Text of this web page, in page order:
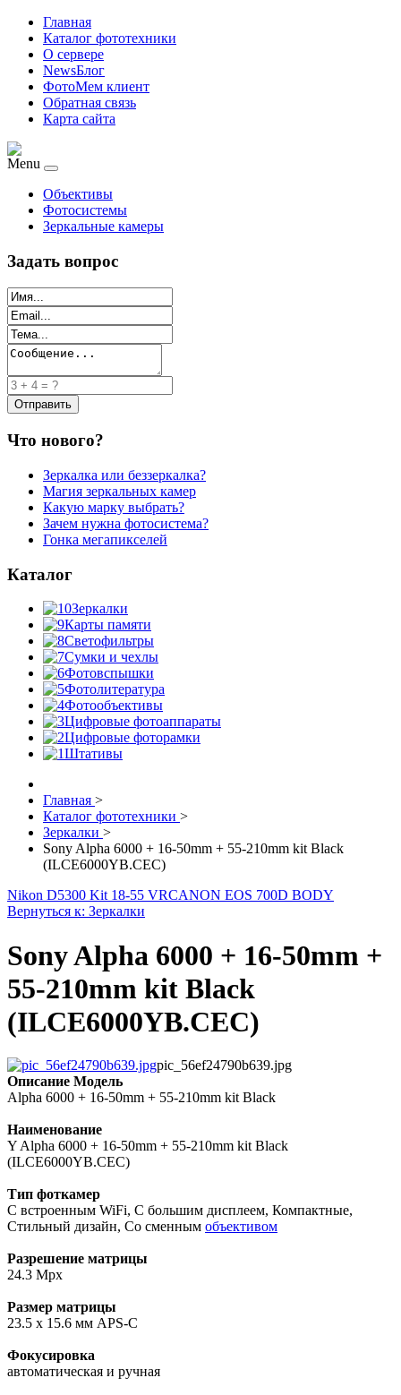
Главная
Каталог фототехники
О сервере
NewsБлог
ФотоМем клиент
Обратная связь
Карта сайта
Menu
Объективы
Фотосистемы
Зеркальные камеры
Задать вопрос
Что нового?
Зеркалка или беззеркалка?
Магия зеркальных камер
Какую марку выбрать?
Зачем нужна фотосистема?
Гонка мегапикселей
Каталог
Зеркалки
Карты памяти
Светофильтры
Сумки и чехлы
Фотовспышки
Фотолитература
Фотообъективы
Цифровые фотоаппараты
Цифровые фоторамки
Штативы
Главная >
Каталог фототехники >
Зеркалки >
Sony Alpha 6000 + 16-50mm + 55-210mm kit Black
(ILCE6000YB.CEC)
Nikon D5300 Kit 18-55 VRCANON EOS 700D BODY
Вернуться к: Зеркалки
Sony Alpha 6000 + 16-50mm +
55-210mm kit Black
(ILCE6000YB.CEC)
pic_56ef24790b639.jpg
Описание Модель
Alpha 6000 + 16-50mm + 55-210mm kit Black
Наименование
Y Alpha 6000 + 16-50mm + 55-210mm kit Black
(ILCE6000YB.CEC)
Тип фоткамер
С встроенным WiFi, С большим дисплеем, Компактные,
Стильный дизайн, Со сменным объективом
Разрешение матрицы
24.3 Mpx
Размер матрицы
23.5 х 15.6 мм APS-C
Фокусировка
автоматическая и ручная